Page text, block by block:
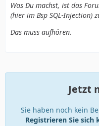
Was Du machst, ist das
(hier im Bsp SQL-Injection)
Das muss aufhören.
Jetzt
Sie haben noch kein
Registrieren Sie sich